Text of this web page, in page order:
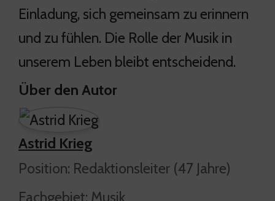
Einladung, sich gemeinsam zu erinnern
und zu fühlen. Die Rolle der Musik in
unserem Leben bleibt entscheidend.
Über den Autor
Astrid Krieg
Position: Redaktionsleiter (47 Jahre)
Fachgebiet: Musik